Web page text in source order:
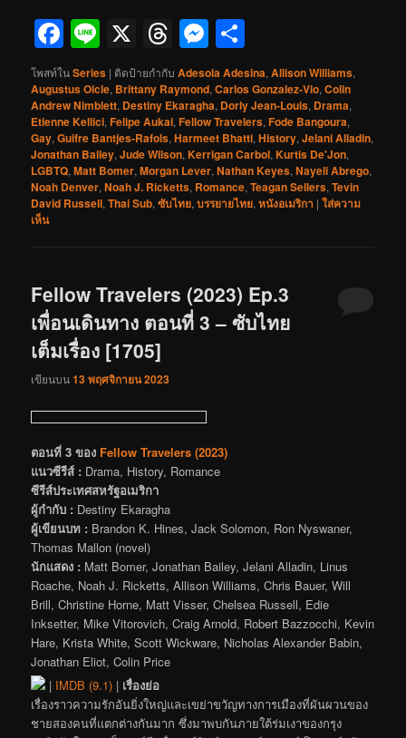
Facebook
Line
X Threads
Messenger
โพสท์ในSeries | ติดป้ายกำกับ Adesola Adesina,Allison Williams,
Augustus Oicle, Brittany Raymond,Carlos Gonzalez-Vio,Colin
Andrew Nimblett, Destiny Ekaragha, Dorly Jean-Louis, Drama,
Etienne Kellici,Felipe Aukai,Fellow Travelers,Fode Bangoura,
Gay,Guifre Bantjes-Rafols,Harmeet Bhatti,History,Jelani Alladin,
Jonathan Bailey,Jude Wilson,Kerrigan Carbol,Kurtis De'Jon,
LGBTQ,Matt Bomer,Morgan Lever,Nathan Keyes,Nayeli Abrego,
Noah Denver,Noah J. Ricketts, Romance,Teagan Sellers,Tevin
David Russell,Thai Sub,ซับไทย,บรรยายไทย,หนังอเมริกา |ใส่ความ
เห็น
Fellow Travelers (2023) Ep.3
เพื่อนเดินทาง ตอนที่ 3 – ซับไทย
เต็มเรื่อง [1705]
เขียนบน13 พฤศจิกายน 2023
ตอนที่ 3 ของ Fellow Travelers (2023)
แนวซีรีส์ : Drama, History, Romance
ซีรีส์ประเทศสหรัฐอเมริกา
ผู้กำกับ : Destiny Ekaragha
ผู้เขียนบท : Brandon K. Hines, Jack Solomon, Ron Nyswaner,
Thomas Mallon (novel)
นักแสดง : Matt Bomer, Jonathan Bailey, Jelani Alladin, Linus
Roache, Noah J. Ricketts, Allison Williams, Chris Bauer, Will
Brill, Christine Horne, Matt Visser, Chelsea Russell, Edie
Inksetter, Mike Vitorovich, Craig Arnold, Robert Bazzocchi, Kevin
Hare, Krista White, Scott Wickware, Nicholas Alexander Babin,
Jonathan Eliot, Colin Price
| IMDB (9.1) | เรื่องย่อ
เรื่องราวความรักอันยิ่งใหญ่และเขย่าขวัญทางการเมืองที่ผันผวนของ
ชายสองคนที่แตกต่างกันมาก ซึ่งมาพบกันภายใต้ร่มเงาของกรุง